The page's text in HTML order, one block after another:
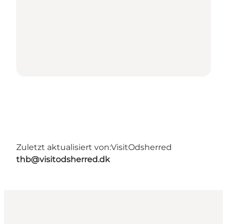
Zuletzt aktualisiert von:VisitOdsherred
thb@visitodsherred.dk